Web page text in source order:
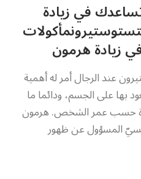
في زيادة
زيادة هرمون
عند الرجال أمر له أهمية
بها على الجسم، ودائما ما
حسب عمر الشخص. هرمون
المسؤول عن ظهور